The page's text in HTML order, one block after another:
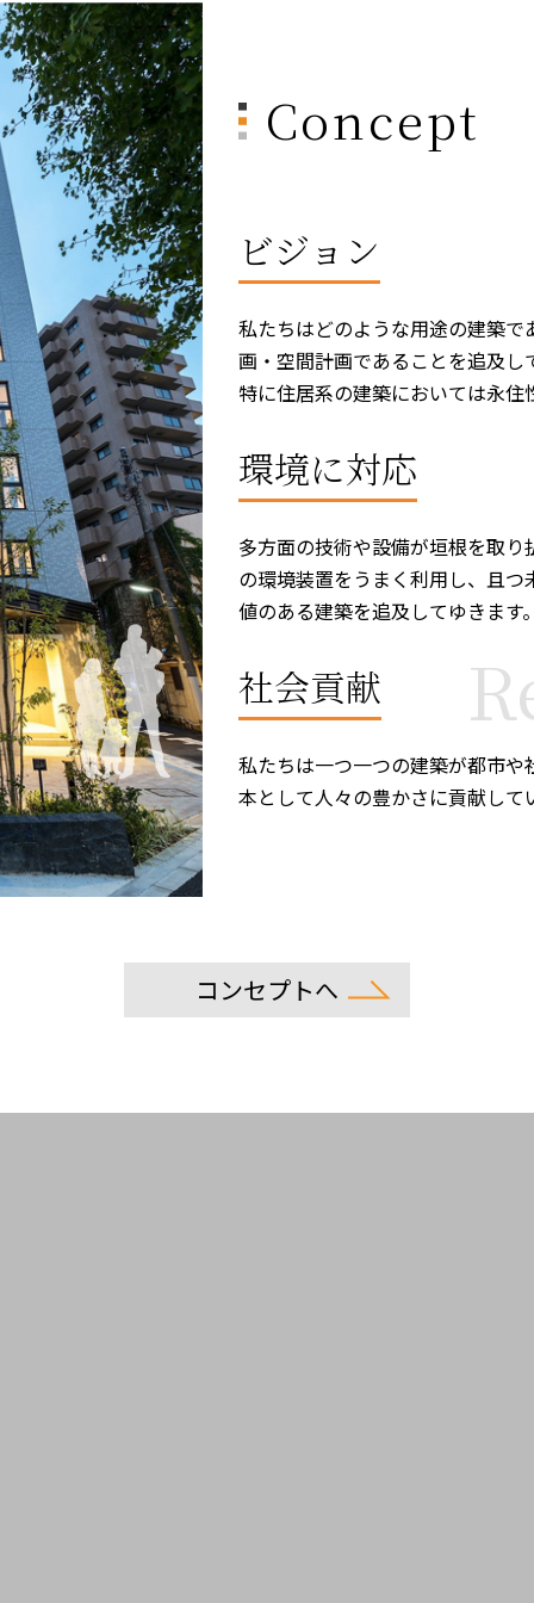
Concept
ビジョン
私たちはどのような用途の建築
画・空間計画であることを追及し
特に住居系の建築においては永
環境に対応
多方面の技術や設備が垣根を取
の環境装置をうまく利用し、且
値のある建築を追及してゆきます
社会貢献
私たちは一つ一つの建築が都市
本として人々の豊かさに貢献し
コンセプトへ